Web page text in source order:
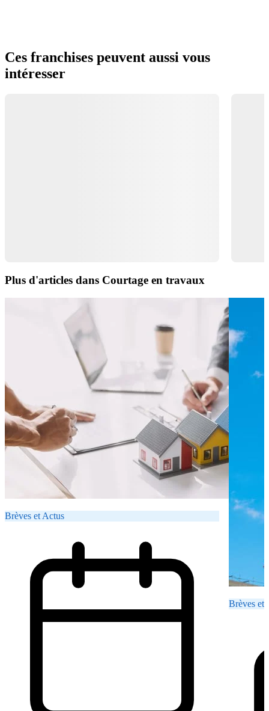
Ces franchises peuvent aussi vous
intéresser
Plus d'articles dans Courtage en travaux
Brèves et Actus
Brèves et